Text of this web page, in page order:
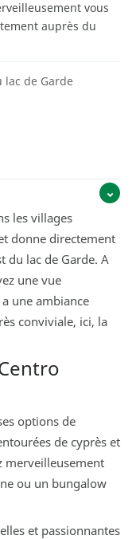
vous
auprès du
de Garde
les villages
donne directement
du lac de Garde. A
une vue
une ambiance
conviviale, ici, la
options de
de cyprès et
merveilleusement
ou un bungalow
et passionnantes